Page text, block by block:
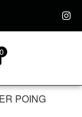
0
POING